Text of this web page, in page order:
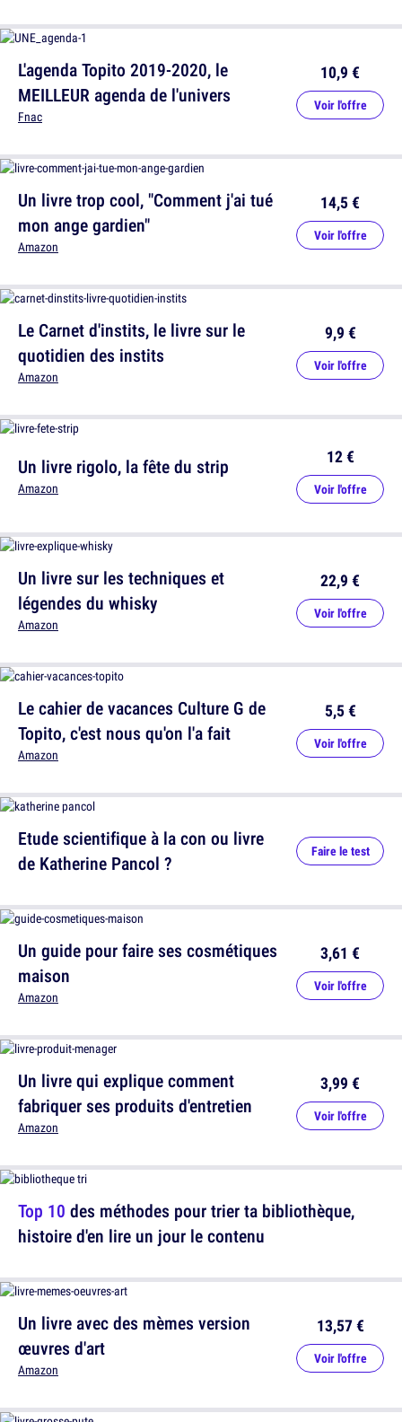
Un livre trop cool, "Comment j'ai tué
mon ange gardien"
Amazon
14,5 €
Voir l'offre
Un livre rigolo, la fête du strip
Amazon
12 €
Voir l'offre
Le cahier de vacances Culture G de
Topito, c'est nous qu'on l'a fait
Amazon
5,5 €
Voir l'offre
Un guide pour faire ses cosmétiques
maison
Amazon
3,61 €
Voir l'offre
Top 10 des méthodes pour trier ta bibliothèque,
histoire d'en lire un jour le contenu
L'agenda Topito 2019-2020, le
MEILLEUR agenda de l'univers
Fnac
10,9 €
Voir l'offre
Le Carnet d'instits, le livre sur le
quotidien des instits
Amazon
9,9 €
Voir l'offre
Un livre sur les techniques et
légendes du whisky
Amazon
22,9 €
Voir l'offre
Etude scientifique à la con ou livre
de Katherine Pancol ?
Faire le test
Un livre qui explique comment
fabriquer ses produits d'entretien
Amazon
3,99 €
Voir l'offre
Un livre avec des mèmes version
œuvres d'art
Amazon
13,57 €
Voir l'offre